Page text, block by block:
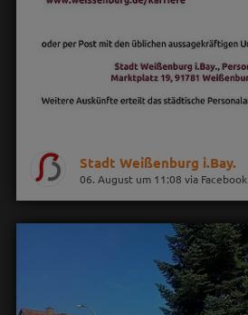
Stadt Weißenburg i.Bay.
06. August um 11:08 via Facebook